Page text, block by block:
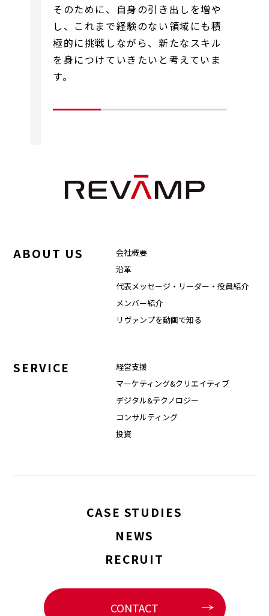
そのために、自身の引き出しを増や
し、これまで経験のない領域にも積
極的に挑戦しながら、新たなスキル
を身につけていきたいと考えていま
す。
ABOUT US
会社概要
沿革
代表メッセージ・リーダー・役員紹介
メンバー紹介
リヴァンプを動画で知る
SERVICE
経営支援
マーケティング&クリエイティブ
デジタル&テクノロジー
コンサルティング
投資
CASE STUDIES
NEWS
RECRUIT
CONTACT